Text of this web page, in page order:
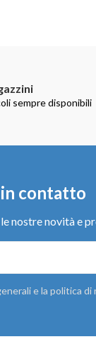
sempre disponibili
in contatto
nostre novità e
e la politica di